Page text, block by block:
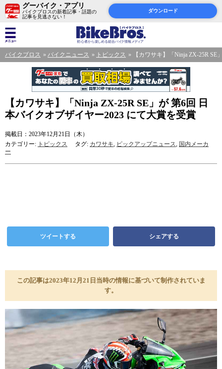
グーバイク・アプリ
バイクブロスの新着記事・話題の
記事を見逃さない！
ダウンロード
バイクブロス バイクニュース トピックス 【カワサキ】「Ninja ZX-25R
【カワサキ】「Ninja ZX-25R SE」が 第6回 日
本バイクオブザイヤー2023 にて大賞を受賞
掲載日：2023年12月21日（木）
カテゴリー: トピックス タグ: カワサキ, ピックアップニュース, 国内メーカ
ー
ツイートする シェアする
この記事は2023年12月21日当時の情報に基づいて制作されていま
す。